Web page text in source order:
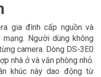
gia đình cấp nguồn và
Người dùng không
camera. Dòng DS-3E0
nhà ở và văn phòng nhỏ.
khúc này dao động từ